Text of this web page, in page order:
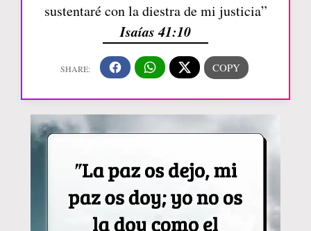
sustentaré con la diestra de mi justicia”
Isaías 41:10